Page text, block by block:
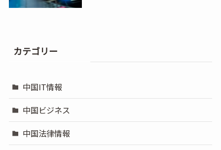
カテゴリー
中国IT情報
中国ビジネス
中国法律情報